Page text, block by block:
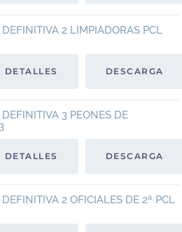
2 LIMPIADORAS PCL
DESCARGA
DETALLES
3 PEONES DE
DESCARGA
DETALLES
2 OFICIALES DE 2ª PCL